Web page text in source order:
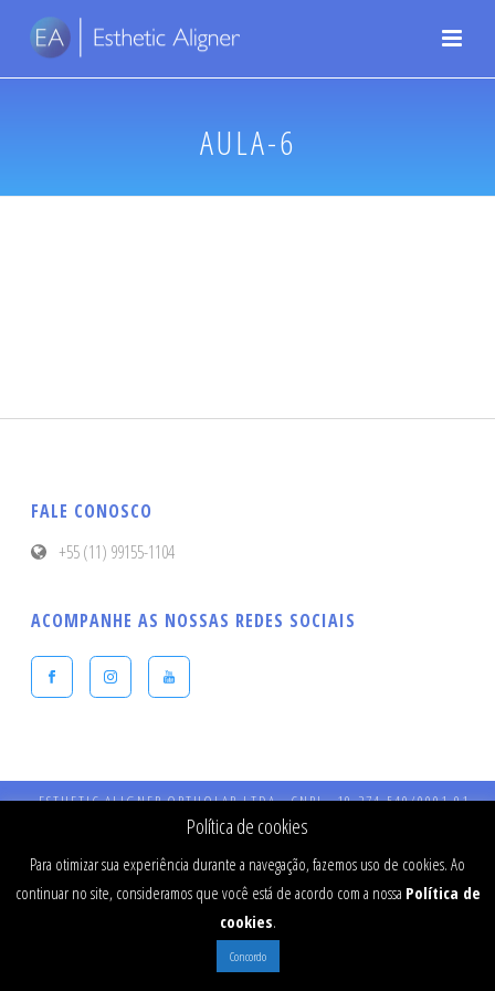
AULA-6
FALE CONOSCO
+55 (11) 99155-1104
ACOMPANHE AS NOSSAS REDES SOCIAIS
ESTHETIC ALIGNER ORTHOLAB LTDA - CNPJ - 19.274.540/0001-91 -
Endereço: Praça Presidente Kennedy, 90 – Vila Bastos – CEP: 09041-040
Santo André - SP - CRO 984 - RT: Dr Fernando Stefanato Buranello -
Política de cookies
Para otimizar sua experiência durante a navegação, fazemos uso de cookies. Ao
continuar no site, consideramos que você está de acordo com a nossa Política de
cookies.
Concordo